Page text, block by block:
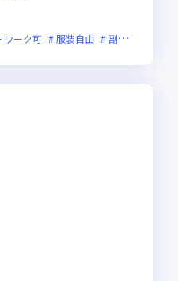
ワーク可 服装自由 副業可